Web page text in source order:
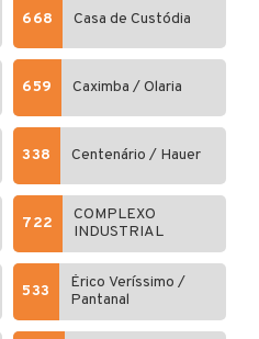
668 Casa de Custódia
659 Caximba / Olaria
338 Centenário / Hauer
722
COMPLEXO
INDUSTRIAL
533
Érico Veríssimo /
Pantanal